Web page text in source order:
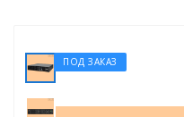
ПОД ЗАКАЗ